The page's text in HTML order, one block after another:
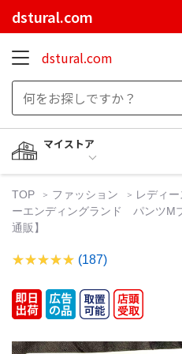
dstural.com
dstural.com
マイストア
TOP ファッション レディー
ーエンディングランド パンツM
通販】
(187)